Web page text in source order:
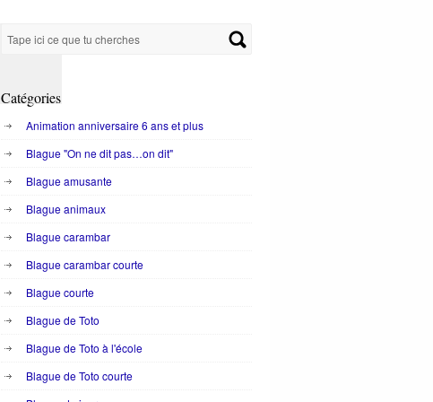
Catégories
Animation anniversaire 6 ans et plus
Blague "On ne dit pas…on dit"
Blague amusante
Blague animaux
Blague carambar
Blague carambar courte
Blague courte
Blague de Toto
Blague de Toto à l'école
Blague de Toto courte